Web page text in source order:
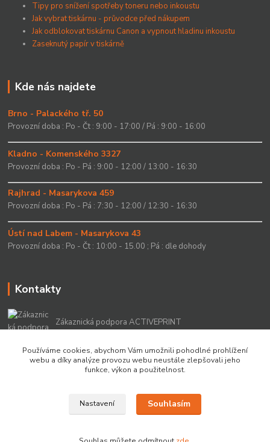
Tipy pro snížení spotřeby toneru nebo inkoustu
Jak vybrat tiskárnu - průvodce před nákupem
Jak odblokovat tiskárnu Canon a vypnout hladinu inkoustu
Zaseknutý papír v tiskárně
Kde nás najdete
Brno - Palackého tř. 50
Provozní doba : Po - Čt : 9:00 - 17:00 / Pá : 9:00 - 16:00
Kladno - Komenského 3327
Provozní doba : Po - Pá : 9:00 - 12:00 / 13:00 - 16:30
Rajhrad - Masarykova 459
Provozní doba : Po - Pá : 7:30 - 12:00 / 12:30 - 16:30
Ústí nad Labem - Masarykova 43
Provozní doba : Po - Čt : 10:00 - 15.00 ; Pá : dle dohody
Kontakty
Zákaznická podpora ACTIVEPRINT
+420 549 213 756
info@activeprint.cz
Copyright 2022 © ActivePrint s.r.o.
Používáme cookies, abychom Vám umožnili pohodlné prohlížení
webu a díky analýze provozu webu neustále zlepšovali jeho
funkce, výkon a použitelnost.
Nastavení Souhlasím